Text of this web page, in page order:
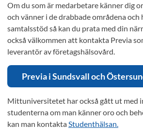
Om du som är medarbetare känner dig
och vänner i de drabbade områdena och
samtalsstöd så kan du prata med din
också välkommen att kontakta Previa
leverantör av företagshälsovård.
Previa i Sundsvall och
Mittuniversitetet har också gått ut med
studenterna om man känner oro och
kan man kontaktaStudenthälsan.